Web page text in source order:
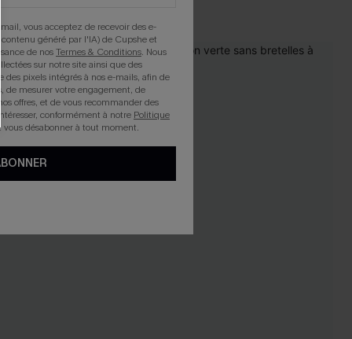
vous acceptez de recevoir des e-
généré par l'IA) de Cupshe et
de nosTermes & Conditions. Nous
sur notre site ainsi que des
des pixels intégrés à nos e-mails, afin de
de mesurer votre engagement, de
offres, et de vous recommander des
conformément à notre Politique
vous désabonner à tout moment.